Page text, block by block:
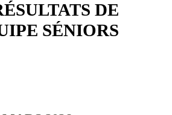
DE
SÉNIORS